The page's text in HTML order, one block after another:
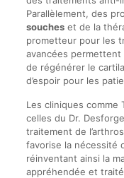
Parallèlement, des
soucheset de la
prometteur pour les
avancées permettent
de régénérer le
d’espoir pour les
Les cliniques comme
celles du Dr.
traitement de
favorise la nécessité
réinventant ainsi la
appréhendée et